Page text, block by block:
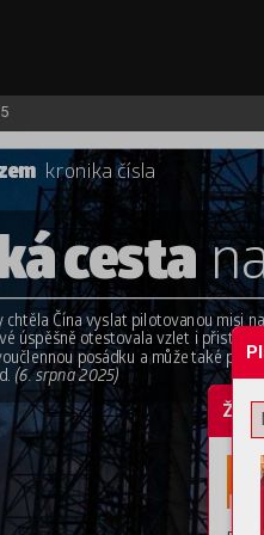
cesta
chtěla Čína vyslat pilotovanou misi
é úspěšně otestovala vzlet i přistání
posádku a může také přepr
(6. srpna 2025)
em kronika čísla